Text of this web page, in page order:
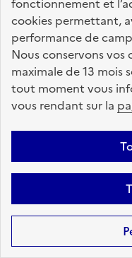
fonctionnement et
cookies permettant,
performance de
Nous conservons
maximale de 13 mois
tout moment vous
vous rendant sur la
S'il bénéficie d’un
aussi bénéficier
examens.
Des
scolarité
sa voie en 2026
Le guide gratuit
rentrée 2026